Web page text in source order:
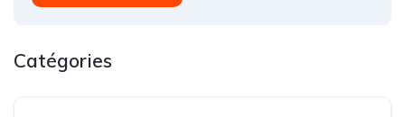
Catégories